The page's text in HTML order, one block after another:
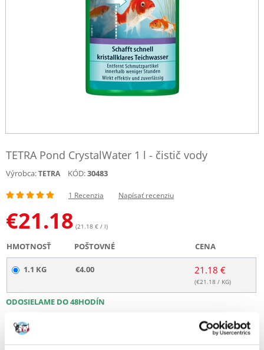
TETRA Pond CrystalWater 1 l - čistič vody
Výrobca:TETRA KÓD:30483
1 Recenzia Napísať recenziu
€21.18 (21.18 € / l)
HMOTNOSŤ POŠTOVNÉ CENA
1.1 KG €4.00 21.18 €
(€21.18 / KG)
ODOSIELAME DO 48HODÍN
Fotky našich zákazníkov